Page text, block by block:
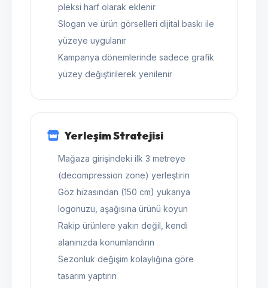
pleksi harf olarak eklenir
Slogan ve ürün görselleri dijital baskı ile
yüzeye uygulanır
Kampanya dönemlerinde sadece grafik
yüzey değiştirilerek yenilenir
Yerleşim Stratejisi
Mağaza girişindeki ilk 3 metreye
(decompression zone) yerleştirin
Göz hizasından (150 cm) yukarıya
logonuzu, aşağısına ürünü koyun
Rakip ürünlere yakın değil, kendi
alanınızda konumlandırın
Sezonluk değişim kolaylığına göre
tasarım yaptırın